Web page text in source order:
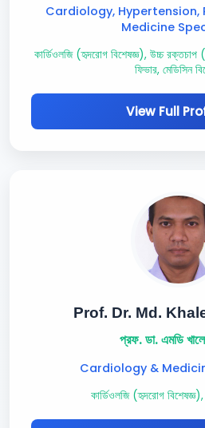
Cardiology, Hypertension,
Medicine
কার্ডিওলজি (হৃদরোগ বিশেষজ্ঞ), উচ্চ
ফিভার, মেডিসিন
View Full
Prof. Dr. Md.
প্রফ. ডা. এমডি
Cardiology &
কার্ডিওলজি (হৃদরোগ বিশেষজ্ঞ),